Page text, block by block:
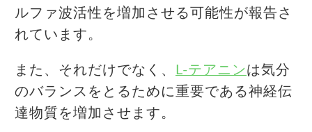
ルファ波活性を増加させる可能性が報告さ
れています。
また、それだけでなく、 L-テアニン は気分
のバランスをとるために重要である神経伝
達物質を増加させます。